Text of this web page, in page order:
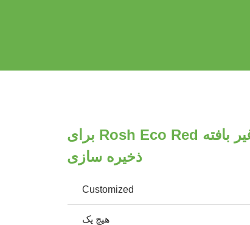
کیسه عایق کولر غیر بافته Rosh Eco Red برای
ذخیره سازی
Customized
هیچ یک